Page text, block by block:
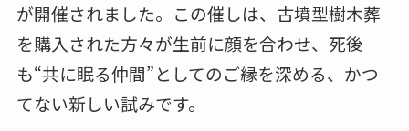
が開催されました。この催しは、古墳型樹木葬
を購入された方々が生前に顔を合わせ、死後
も“共に眠る仲間”としてのご縁を深める、かつ
てない新しい試みです。